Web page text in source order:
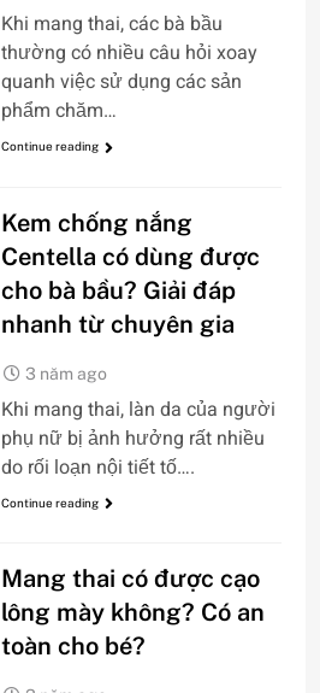
Khi mang thai, các bà bầu
thường có nhiều câu hỏi xoay
quanh việc sử dụng các sản
phẩm chăm…
Continue reading
Kem chống nắng
Centella có dùng được
cho bà bầu? Giải đáp
nhanh từ chuyên gia
3 năm ago
Khi mang thai, làn da của người
phụ nữ bị ảnh hưởng rất nhiều
do rối loạn nội tiết tố….
Continue reading
Mang thai có được cạo
lông mày không? Có an
toàn cho bé?